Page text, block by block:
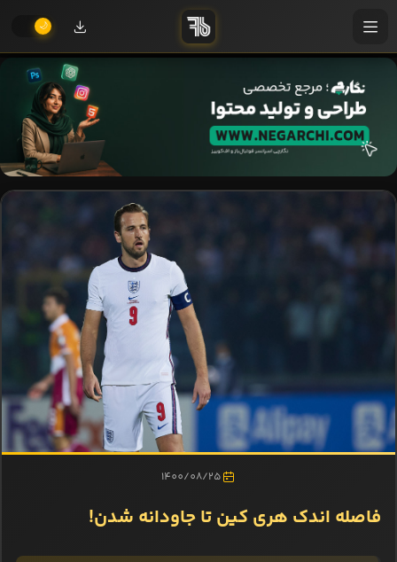
1400/08/25
فاصله اندک هری کین تا جاودانه شدن!